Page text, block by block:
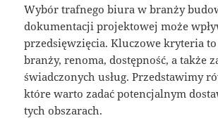
Wybór trafnego biura w branży
dokumentacji projektowej może
przedsięwzięcia. Kluczowe kryteria
branży, renoma, dostępność, a także
świadczonych usług. Przedstawimy
które warto zadać potencjalnym
tych obszarach.